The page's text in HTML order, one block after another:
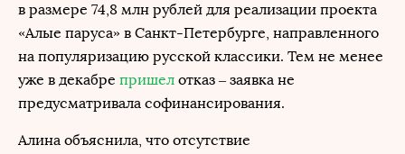
в размере 74,8 млн рублей для реализации проекта
«Алые паруса» в Санкт-Петербурге, направленного
на популяризацию русской классики. Тем не менее
уже в декабре пришел отказ – заявка не
предусматривала софинансирования.
Алина объяснила, что отсутствие